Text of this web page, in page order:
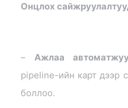
Онцлох
– Ажлаа
pipeline-ийн карт дээр
боллоо.